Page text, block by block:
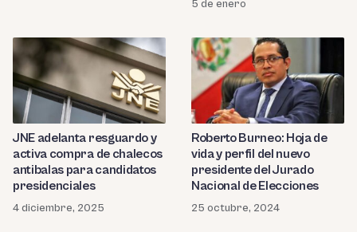
5 de enero
JNE adelanta resguardo y
activa compra de chalecos
antibalas para candidatos
presidenciales
4 diciembre, 2025
Roberto Burneo: Hoja de
vida y perfil del nuevo
presidente del Jurado
Nacional de Elecciones
25 octubre, 2024